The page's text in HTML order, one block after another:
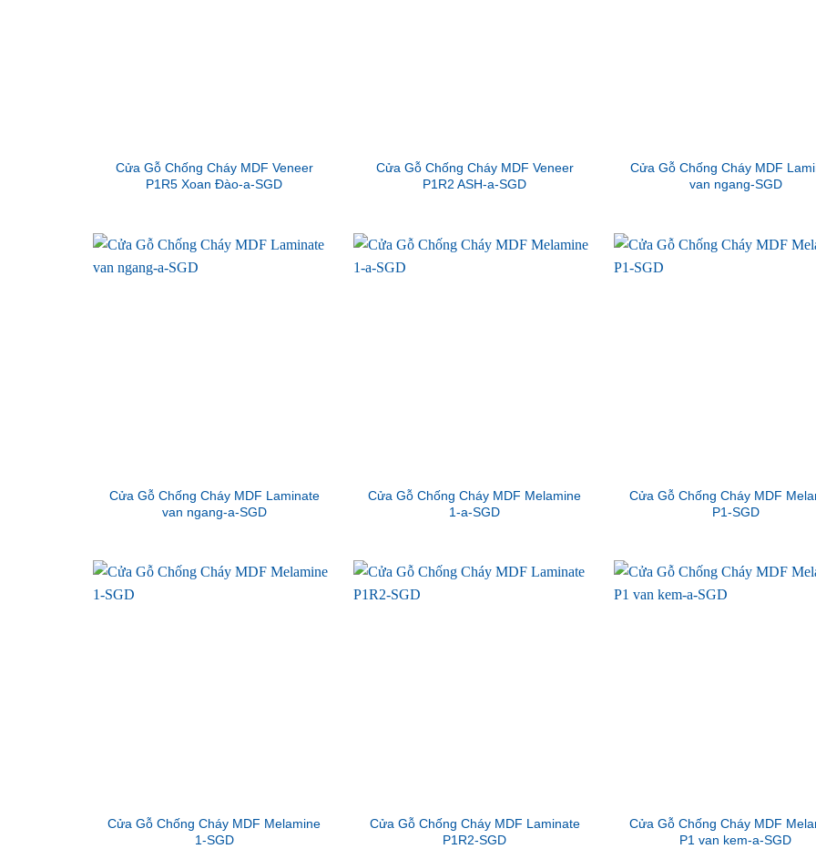
Cửa Gỗ Chống Cháy MDF Veneer
P1R5 Xoan Đào-a-SGD
Cửa Gỗ Chống Cháy MDF Veneer
P1R2 ASH-a-SGD
Cửa Gỗ Chống Cháy MDF
van ngang-SGD
Cửa Gỗ Chống Cháy MDF Laminate
van ngang-a-SGD
Cửa Gỗ Chống Cháy MDF Melamine
1-a-SGD
Cửa Gỗ Chống Cháy MDF
P1-SGD
Cửa Gỗ Chống Cháy MDF Melamine
1-SGD
Cửa Gỗ Chống Cháy MDF Laminate
P1R2-SGD
Cửa Gỗ Chống Cháy MDF
P1 van kem-a-SGD